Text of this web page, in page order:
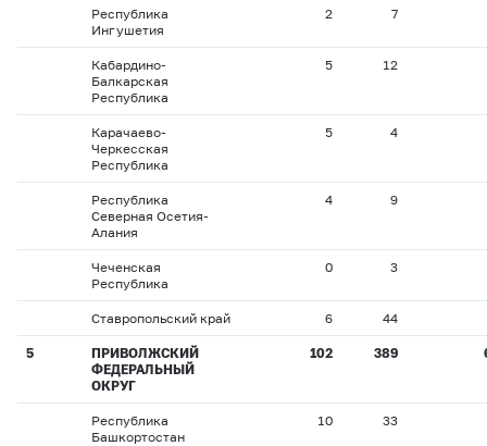
Республика
Ингушетия
2 7
Кабардино-
Балкарская
Республика
5 12
Карачаево-
Черкесская
Республика
5 4
Республика
Северная Осетия-
Алания
4 9
Чеченская
Республика
0 3
Ставропольский край 6 44
5
ПРИВОЛЖСКИЙ
ФЕДЕРАЛЬНЫЙ
ОКРУГ
102 389
Республика
Башкортостан
10 33